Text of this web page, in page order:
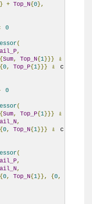
} + Top_N{0},
0
(
,
Sum, Top_N{1}}} ﹠
0, Top_P{1}}} ﹠
c
0
(
Sum, Top_P{1}}} ﹠
,
0, Top_N{1}}} ﹠
c
(
,
,
0, Top_N{1}}, {0,